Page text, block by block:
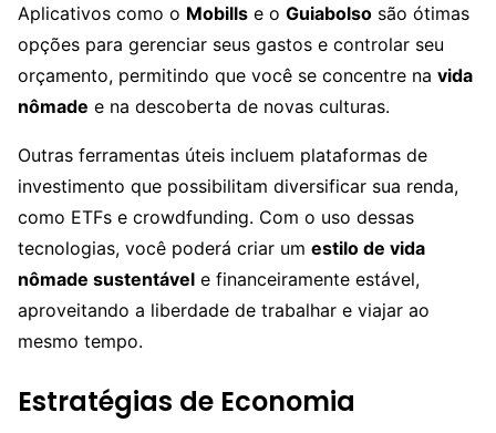
Aplicativos como o Mobills e o Guiabolso são ótimas
opções para gerenciar seus gastos e controlar seu
orçamento, permitindo que você se concentre na vida
nômade e na descoberta de novas culturas.
Outras ferramentas úteis incluem plataformas de
investimento que possibilitam diversificar sua renda,
como ETFs e crowdfunding. Com o uso dessas
tecnologias, você poderá criar um estilo de vida
nômade sustentável e financeiramente estável,
aproveitando a liberdade de trabalhar e viajar ao
mesmo tempo.
Estratégias de Economia